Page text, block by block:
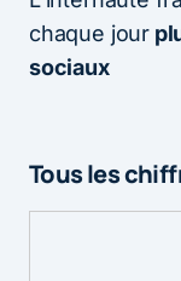
chaque jour
sociaux
Tous les